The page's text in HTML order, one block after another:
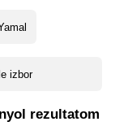
izbor
rezultatom